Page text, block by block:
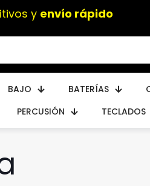
y envío rápido
BAJO BATERÍAS
PERCUSIÓN TECLADOS